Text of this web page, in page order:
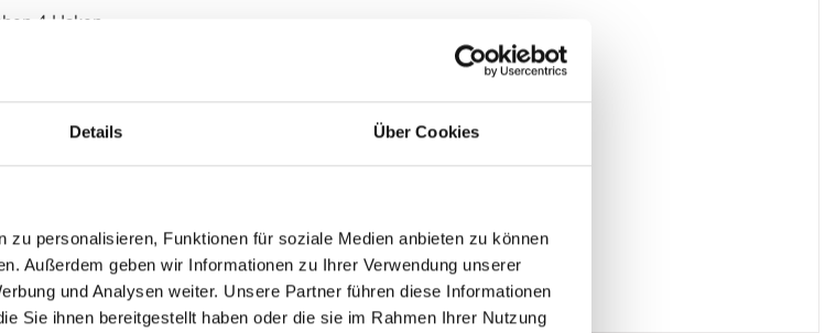
Details Über Cookies
zu personalisieren, Funktionen für soziale Medien anbieten zu können
Außerdem geben wir Informationen zu Ihrer Verwendung unserer
und Analysen weiter. Unsere Partner führen diese Informationen
Sie ihnen bereitgestellt haben oder die sie im Rahmen Ihrer Nutzung
4 Haken.